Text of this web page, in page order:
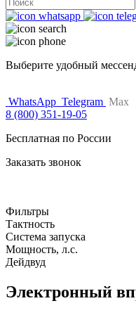
for:
Выберите удобный
WhatsApp Telegram Max
8 (800) 351-19-05
Бесплатная по России
Заказать звонок
Фильтры
Тактность
Система запуска
Мощность, л.с.
Дейдвуд
Электронный